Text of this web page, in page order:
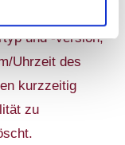
Provider
und -version,
Uhrzeit des
kurzzeitig
zu